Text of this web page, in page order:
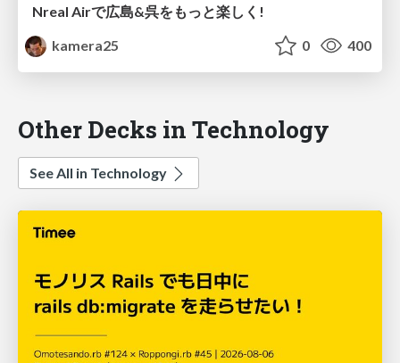
Nreal Airで広島&呉をもっと楽しく!
kamera25
0 400
Other Decks in Technology
See All in Technology